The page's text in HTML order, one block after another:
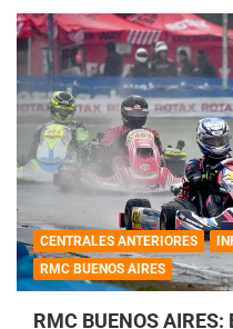
CENTRALES ANTERIORES
RMC BUENOS AIRES
RMC BUENOS